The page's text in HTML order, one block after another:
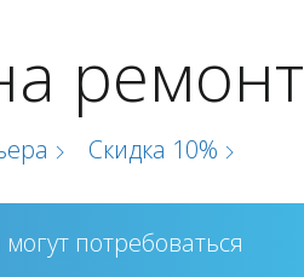
ремонт
Скидка 10%
потребоваться